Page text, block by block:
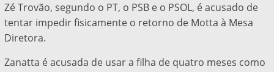
Zé Trovão, segundo o PT, o PSB e o PSOL, é acusado de
tentar impedir fisicamente o retorno de Motta à Mesa
Diretora.
Zanatta é acusada de usar a filha de quatro meses como